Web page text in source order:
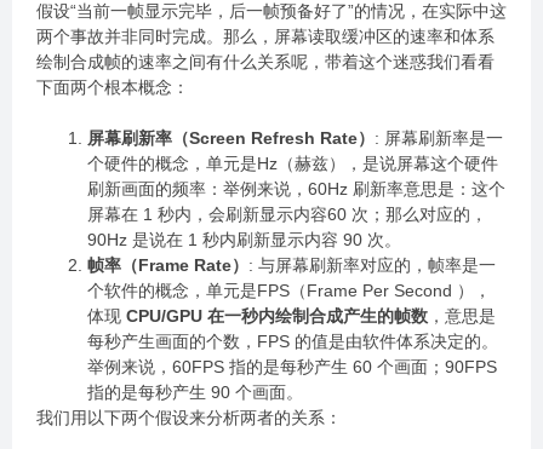
假设“当前一帧显示完毕，后一帧预备好了”的情况，在实际中这
两个事故并非同时完成。那么，屏幕读取缓冲区的速率和体系
绘制合成帧的速率之间有什么关系呢，带着这个迷惑我们看看
下面两个根本概念：
屏幕刷新率（Screen Refresh Rate） : 屏幕刷新率是一
个硬件的概念，单元是Hz（赫兹），是说屏幕这个硬件
刷新画面的频率：举例来说，60Hz 刷新率意思是：这个
屏幕在 1 秒内，会刷新显示内容60 次；那么对应的，
90Hz 是说在 1 秒内刷新显示内容 90 次。
帧率（Frame Rate） : 与屏幕刷新率对应的，帧率是一
个软件的概念，单元是FPS（Frame Per Second ），
体现 CPU/GPU 在一秒内绘制合成产生的帧数 ，意思是
每秒产生画面的个数，FPS 的值是由软件体系决定的。
举例来说，60FPS 指的是每秒产生 60 个画面；90FPS
指的是每秒产生 90 个画面。
我们用以下两个假设来分析两者的关系：